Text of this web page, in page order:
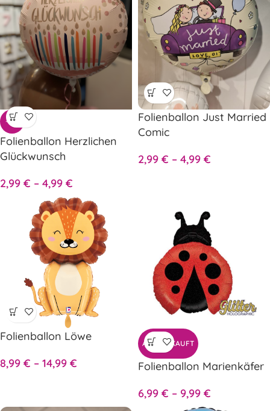
-38%
Folienballon Herzlichen
Glückwunsch
2,99 € – 4,99 €
Folienballon Just Married
Comic
2,99 € – 4,99 €
Folienballon Löwe
8,99 € – 14,99 €
AUSVERKAUFT
Folienballon Marienkäfer
6,99 € – 9,99 €